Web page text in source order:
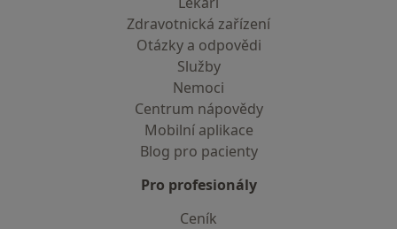
Zdravotnická zařízení
Otázky a odpovědi
Služby
Nemoci
Centrum nápovědy
Mobilní aplikace
Blog pro pacienty
Pro profesionály
Ceník